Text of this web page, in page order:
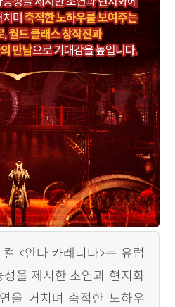
<안나 카레니나>는 유럽
을 제시한 초연과 현지화
을 거치며 축적한 노하우